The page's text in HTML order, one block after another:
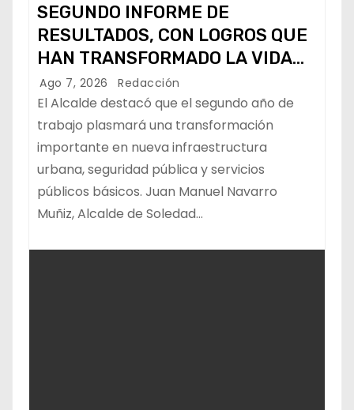
SEGUNDO INFORME DE
RESULTADOS, CON LOGROS QUE
HAN TRANSFORMADO LA VIDA
DE LOS SOLEDENSES: JUAN
MANUEL NAVARRO
Ago 7, 2026 Redacción
El Alcalde destacó que el segundo año de
trabajo plasmará una transformación
importante en nueva infraestructura
urbana, seguridad pública y servicios
públicos básicos. Juan Manuel Navarro
Muñiz, Alcalde de Soledad…